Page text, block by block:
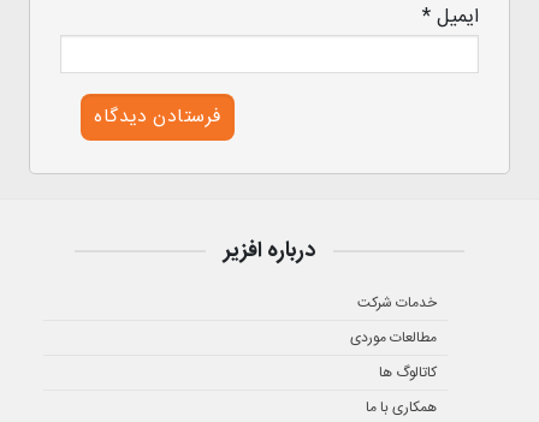
ایمیل*
درباره افزیر
خدمات شرکت
مطالعات موردی
کاتالوگ ها
همکاری با ما